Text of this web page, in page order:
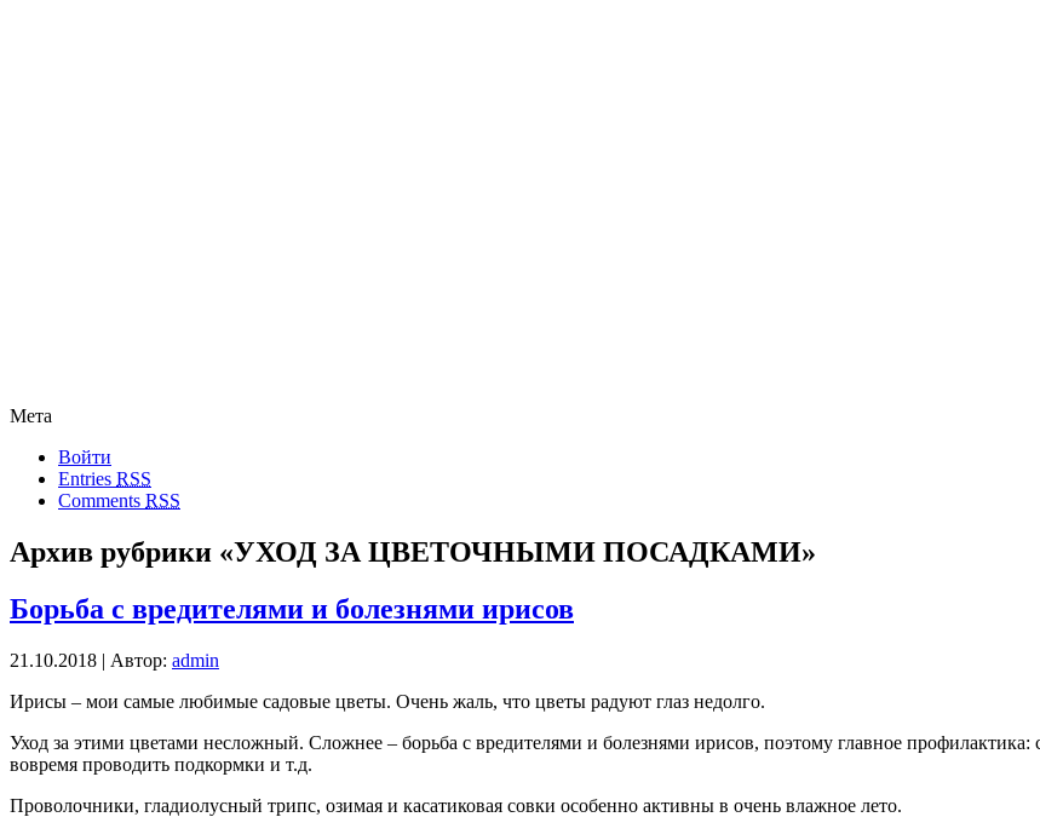
Мета
Войти
Entries RSS
Comments RSS
Архив рубрики «УХОД ЗА ЦВЕТОЧНЫМИ ПОСАДКАМИ»
Борьба с вредителями и болезнями ирисов
21.10.2018 | Автор: admin
Ирисы – мои самые любимые садовые цветы. Очень жаль, что цветы радуют глаз недолго.
Уход за этими цветами несложный. Сложнее – борьба с вредителями и болезнями ирисов, поэтому главное профилактика:
вовремя проводить подкормки и т.д.
Проволочники, гладиолусный трипс, озимая и касатиковая совки особенно активны в очень влажное лето.